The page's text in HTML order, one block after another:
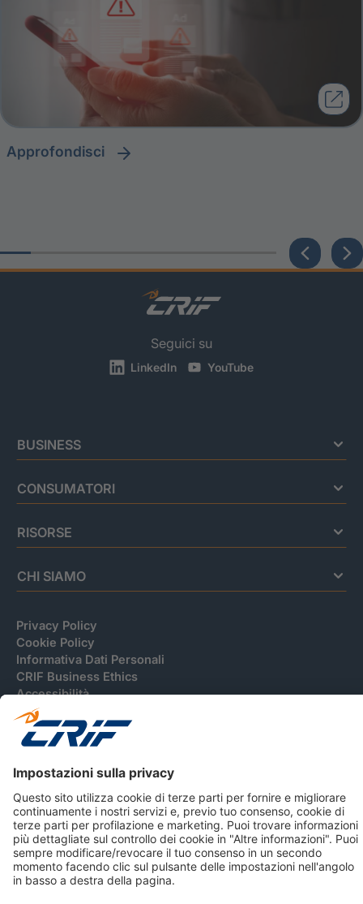
approfondisci
Seguici su
LinkedIn YouTube
BUSINESS
CONSUMATORI
RISORSE
CHI SIAMO
Privacy Policy
Cookie Policy
Informativa Dati Personali
CRIF Business Ethics
Accessibilità
Informativa Privacy Relativa Al Sistema Di Informazioni
Creditizie
© 2026 CRIF S.p.A. Tutti i diritti riservati.
Via della Beverara, 21 / 40131 Bologna / Italy Cap. Soc.
sottoscritto € 51.941.235,00 di cui versato € 51.806.190,00 |
R.E.A. n° 410952 | Reg. Impr. Bo, C.F. e P.IVA 02083271201
Società soggetta all'attività di direzione e coordinamento di
CRIBIS Holding S.r.l., Società con unico socio